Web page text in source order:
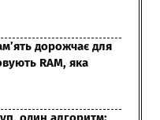
дорожчає для
RAM, яка